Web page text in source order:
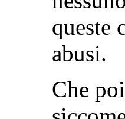
queste
abusi.
Che